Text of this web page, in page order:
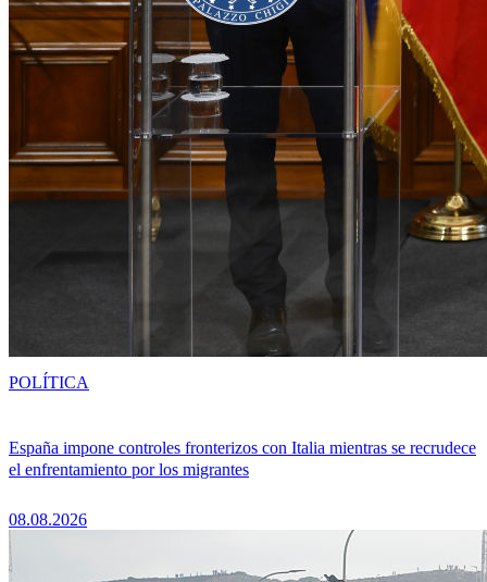
España impone controles fronterizos con Italia mientras se recrudece
el enfrentamiento por los migrantes
08.08.2026
POLÍTICA